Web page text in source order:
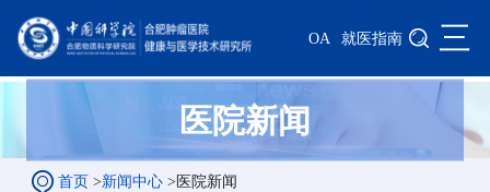
OA 就医指南 三
医院新闻
首页 >新闻中心 > 医院新闻